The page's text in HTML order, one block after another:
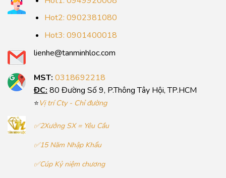
Hot2: 0902381080
Hot3: 0901400018
lienhe@tanminhloc.com
MST: 0318692218
ĐC: 80 Đường Số 9, P.Thông Tây Hội, TP.HCM
⭐Vị trí Cty - Chỉ đường
✅2Xưởng SX = Yêu Cầu
✅15 Năm Nhập Khẩu
✅Cúp Kỷ niệm chương